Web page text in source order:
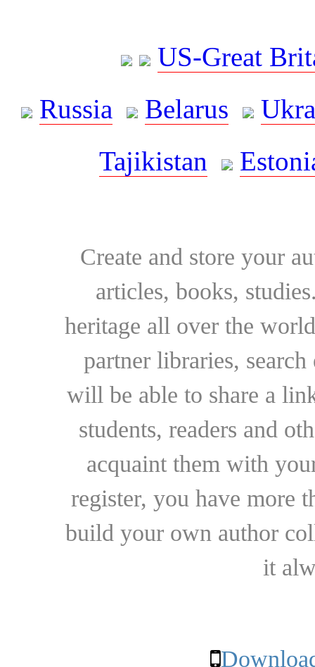
US-Great
Russia
Belarus
Tajikistan
Create and store your
articles, books,
heritage all over the
partner libraries,
will be able to share a
students, readers and
acquaint them with
register, you have more
build your own author
it